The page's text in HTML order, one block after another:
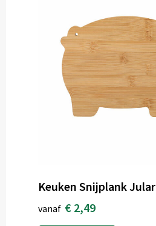
Keuken Snijplank Jular
vanaf € 2,49